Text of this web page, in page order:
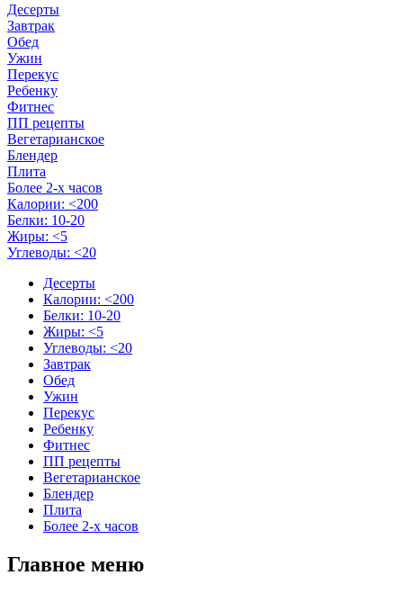
Десерты
Завтрак
Обед
Ужин
Перекус
Ребенку
Фитнес
ПП рецепты
Вегетарианское
Блендер
Плита
Более 2-х часов
Калории: <200
Белки: 10-20
Жиры: <5
Углеводы: <20
Десерты
Калории: <200
Белки: 10-20
Жиры: <5
Углеводы: <20
Завтрак
Обед
Ужин
Перекус
Ребенку
Фитнес
ПП рецепты
Вегетарианское
Блендер
Плита
Более 2-х часов
Главное меню